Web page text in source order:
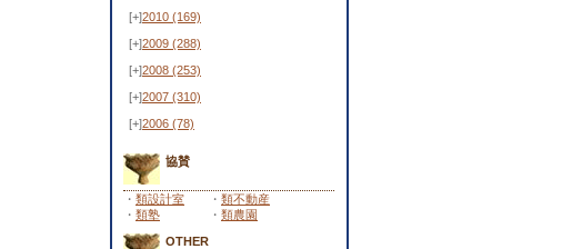
[+]2010 (169)
[+]2009 (288)
[+]2008 (253)
[+]2007 (310)
[+]2006 (78)
協賛
・ 類設計室 ・ 類不動産
・ 類塾 ・ 類農園
OTHER